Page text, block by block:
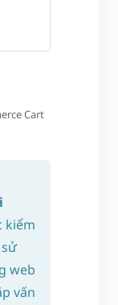
Cart
kiểm
web
vấn